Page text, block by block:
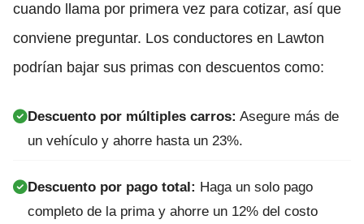
cuando llama por primera vez para cotizar, así que
conviene preguntar. Los conductores en Lawton
podrían bajar sus primas con descuentos como:
Descuento por múltiples carros: Asegure más de
un vehículo y ahorre hasta un 23%.
Descuento por pago total: Haga un solo pago
completo de la prima y ahorre un 12% del costo